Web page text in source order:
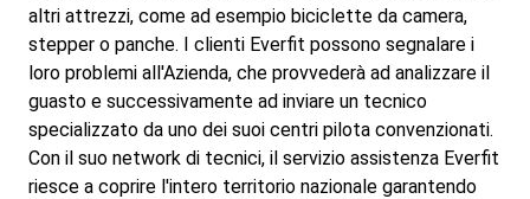
altri attrezzi, come ad esempio biciclette da camera,
stepper o panche. I clienti Everfit possono segnalare i
loro problemi all'Azienda, che provvederà ad analizzare il
guasto e successivamente ad inviare un tecnico
specializzato da uno dei suoi centri pilota convenzionati.
Con il suo network di tecnici, il servizio assistenza Everfit
riesce a coprire l'intero territorio nazionale garantendo